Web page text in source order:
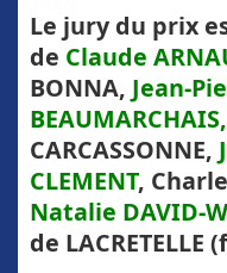
Le jury du prix
de Claude
BONNA, Jean-
BEAUMARCHAIS,
CARCASSONNE,
CLEMENT,
Natalie DAVID-
de